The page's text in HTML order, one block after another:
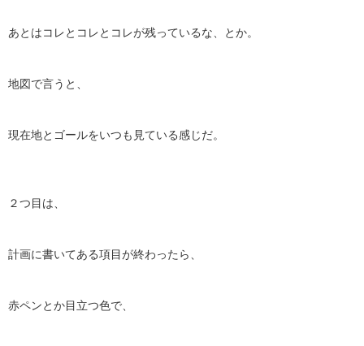
あとはコレとコレとコレが残っているな、とか。
地図で言うと、
現在地とゴールをいつも見ている感じだ。
２つ目は、
計画に書いてある項目が終わったら、
赤ペンとか目立つ色で、